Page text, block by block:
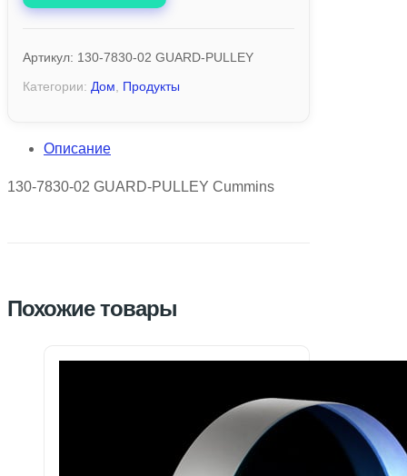
Артикул: 130-7830-02 GUARD-PULLEY
Категории: Дом Продукты
Описание
130-7830-02 GUARD-PULLEY Cummins
Похожие товары